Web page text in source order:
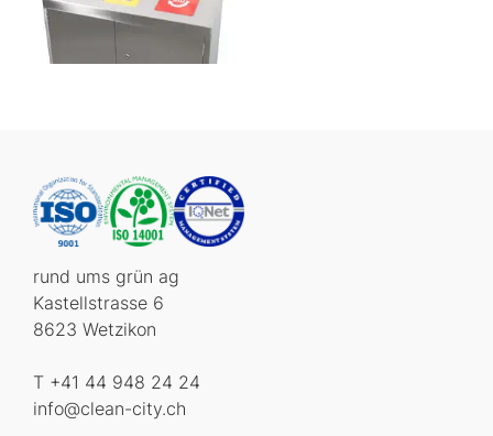
rund ums grün ag
Kastellstrasse 6
8623 Wetzikon
T +41 44 948 24 24
info@clean-city.ch